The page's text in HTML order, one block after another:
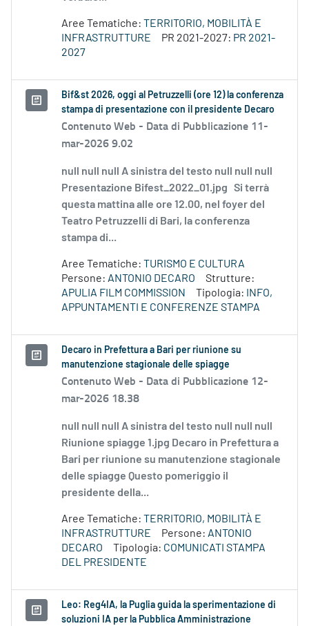
Aree Tematiche: TERRITORIO, MOBILITÀ E
INFRASTRUTTURE
PR 2021-2027: PR 2021-
2027
Bif&st 2026, oggi al Petruzzelli (ore 12) la conferenza
stampa di presentazione con il presidente Decaro
Contenuto Web - Data di Pubblicazione 11-
mar-2026 9.02
null null null A sinistra del testo null null null
Presentazione Bifest_2022_01.jpg Si terrà
questa mattina alle ore 12.00, nel foyer del
Teatro Petruzzelli di Bari, la conferenza
stampa di...
Aree Tematiche: TURISMO E CULTURA
Persone: ANTONIO DECARO
Strutture:
APULIA FILM COMMISSION
Tipologia:
INFO,
APPUNTAMENTI E CONFERENZE STAMPA
Decaro in Prefettura a Bari per riunione su
manutenzione stagionale delle spiagge
Contenuto Web - Data di Pubblicazione 12-
mar-2026 18.38
null null null A sinistra del testo null null null
Riunione spiagge 1.jpg Decaro in Prefettura a
Bari per riunione su manutenzione stagionale
delle spiagge Questo pomeriggio il
presidente della...
Aree Tematiche: TERRITORIO, MOBILITÀ E
INFRASTRUTTURE
Persone: ANTONIO
DECARO
Tipologia: COMUNICATI STAMPA
DEL PRESIDENTE
Leo: Reg4IA, la Puglia guida la sperimentazione di
soluzioni IA per la Pubblica Amministrazione